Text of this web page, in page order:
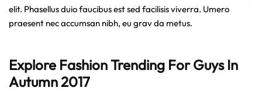
elit. Phasellus duio faucibus est sed facilisis viverra. Umero
praesent nec accumsan nibh, eu grav da metus.
Explore Fashion Trending For Guys In
Autumn 2017